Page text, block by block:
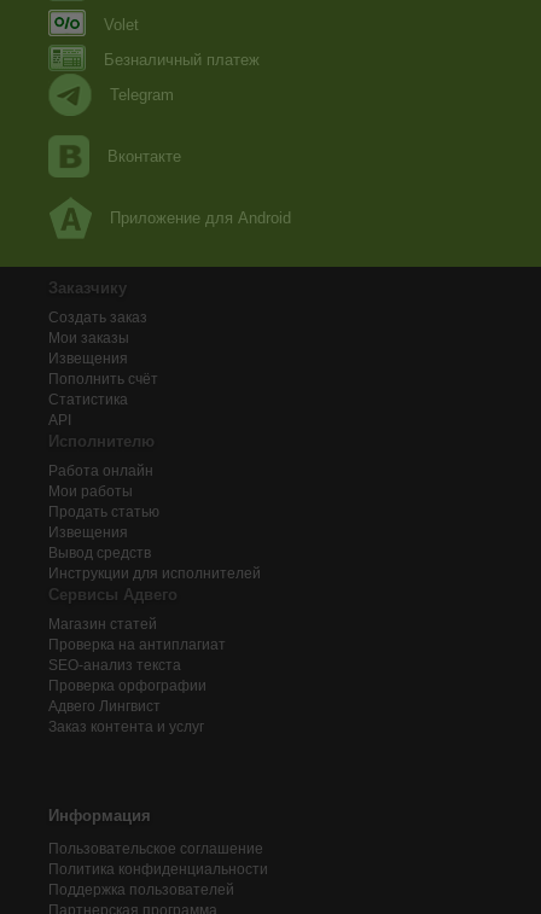
Volet
Безналичный платеж
Telegram
Вконтакте
Приложение для Android
Заказчику
Создать заказ
Мои заказы
Извещения
Пополнить счёт
Статистика
API
Исполнителю
Работа онлайн
Мои работы
Продать статью
Извещения
Вывод средств
Инструкции для исполнителей
Сервисы Адвего
Магазин статей
Проверка на антиплагиат
SEO-анализ текста
Проверка орфографии
Адвего Лингвист
Заказ контента и услуг
Информация
Пользовательское соглашение
Политика конфиденциальности
Поддержка пользователей
Партнерская программа